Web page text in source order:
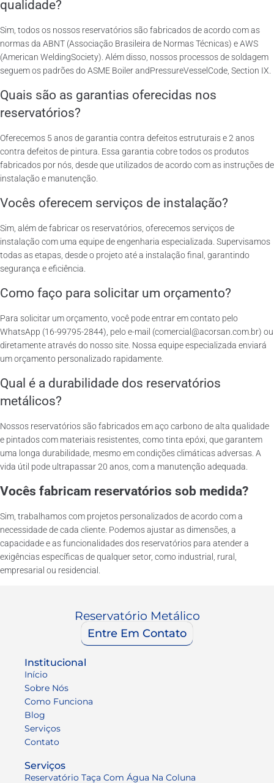
qualidade?
Sim, todos os nossos reservatórios são fabricados de acordo com as
normas da ABNT (Associação Brasileira de Normas Técnicas) e AWS
(American WeldingSociety). Além disso, nossos processos de soldagem
seguem os padrões do ASME Boiler andPressureVesselCode, Section IX.
Quais são as garantias oferecidas nos
reservatórios?
Oferecemos 5 anos de garantia contra defeitos estruturais e 2 anos
contra defeitos de pintura. Essa garantia cobre todos os produtos
fabricados por nós, desde que utilizados de acordo com as instruções de
instalação e manutenção.
Vocês oferecem serviços de instalação?
Sim, além de fabricar os reservatórios, oferecemos serviços de
instalação com uma equipe de engenharia especializada. Supervisamos
todas as etapas, desde o projeto até a instalação final, garantindo
segurança e eficiência.
Como faço para solicitar um orçamento?
Para solicitar um orçamento, você pode entrar em contato pelo
WhatsApp (16-99795-2844), pelo e-mail (comercial@acorsan.com.br) ou
diretamente através do nosso site. Nossa equipe especializada enviará
um orçamento personalizado rapidamente.
Qual é a durabilidade dos reservatórios
metálicos?
Nossos reservatórios são fabricados em aço carbono de alta qualidade
e pintados com materiais resistentes, como tinta epóxi, que garantem
uma longa durabilidade, mesmo em condições climáticas adversas. A
vida útil pode ultrapassar 20 anos, com a manutenção adequada.
Vocês fabricam reservatórios sob medida?
Sim, trabalhamos com projetos personalizados de acordo com a
necessidade de cada cliente. Podemos ajustar as dimensões, a
capacidade e as funcionalidades dos reservatórios para atender a
exigências específicas de qualquer setor, como industrial, rural,
empresarial ou residencial.
Reservatório Metálico
Entre Em Contato
Institucional
Início
Sobre Nós
Como Funciona
Blog
Serviços
Contato
Serviços
Reservatório Taça Com Água Na Coluna